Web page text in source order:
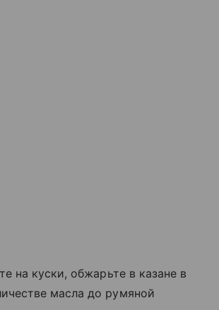
на куски, обжарьте в казане в
масла до румяной